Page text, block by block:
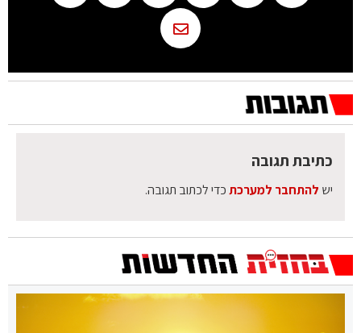
כתיבת תגובה
יש להתחבר למערכתכדי לכתוב תגובה.